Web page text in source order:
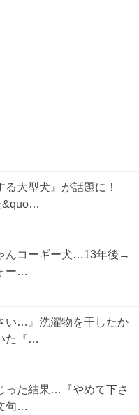
る大型犬』が話題に！
&quo…
んコーギー犬…13年後→
ー…
い…』洗濯物を干したか
た『…
った結果…『やめて下さ
句…